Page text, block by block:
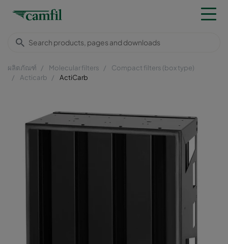
ผลิตภัณฑ์ Molecular filters
Compact filters (box type)
Acticarb
ActiCarb